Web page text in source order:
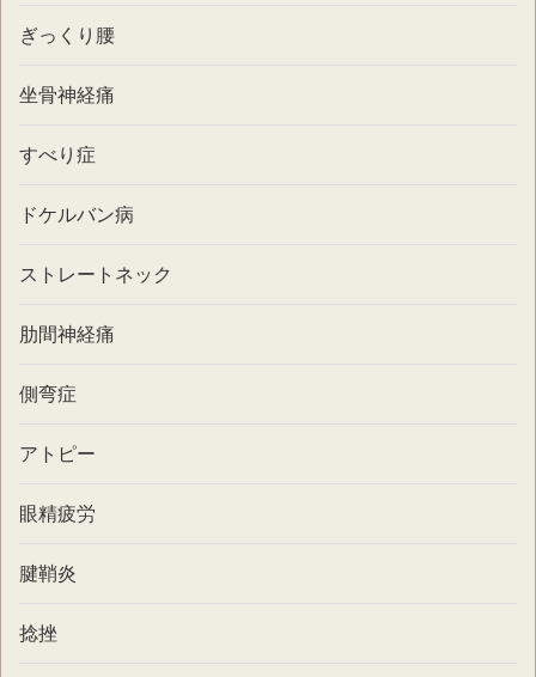
ぎっくり腰
坐骨神経痛
すべり症
ドケルバン病
ストレートネック
肋間神経痛
側弯症
アトピー
眼精疲労
腱鞘炎
捻挫